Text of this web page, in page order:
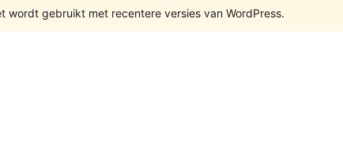
gebruikt met recentere versies van WordPress.